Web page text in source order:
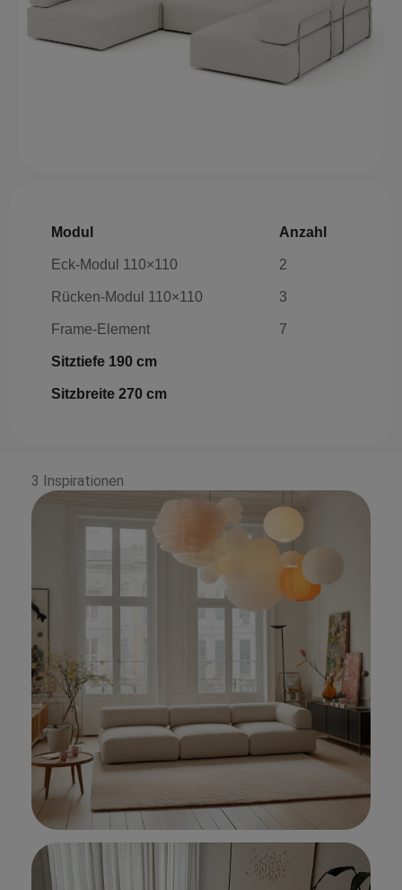
Modul Anzahl
Eck-Modul 110×110 2
Rücken-Modul 110×110 3
Frame-Element 7
Sitztiefe 190 cm
Sitzbreite 270 cm
3 Inspirationen